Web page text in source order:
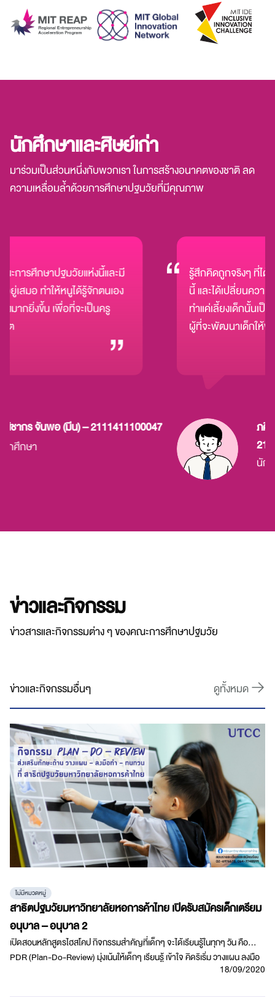
นักศึกษาและศิษย์เก่า
มาร่วมเป็นส่วนหนึ่งกับพวกเรา ในการสร้างอนาคตของชาติ ลด
ความเหลื่อมล้ำด้วยการศึกษาปฐมวัยที่มีคุณภาพ​
ศึกษาปฐมวัยแห่งนี้และมี
ทำให้หนูได้รู้จักตนเอง
งขึ้น เพื่อที่จะเป็นครู
จันพอ (มีน) – 2111411100047
า
รู้สึกคิดถูกจริงๆ ที่ได้เลือก
นี้ และได้เปลี่ยนความคิด
ทำแค่เลี้ยงเด็กนั้นเป็นคว
ผู้ที่จะพัฒนาเด็กให้พร้อม
เทคโนโลยีมาสอนแทนครับ
ภคิณ คำส
นักศึกษา
ข่าวและกิจกรรม
ข่าวสารและกิจกรรมต่าง ๆ ของคณะการศึกษาปฐมวัย
ข่าวและกิจกรรมอื่นๆ ดูทั้งหมด
ไม่มีหมวดหมู่
สาธิตปฐมวัยมหาวิทยาลัยหอการค้าไทย เปิดรับสมัครเด็กเตรียม
อนุบาล – อนุบาล 2
เปิดสอนหลักสูตรไฮสโคป กิจกรรมสำคัญที่เด็กๆ จะได้เรียนรู้ในทุกๆ วัน คือ
PDR (Plan-Do-Review) มุ่งเน้นให้เด็กๆ เรียนรู้ เข้าใจ คิดริเริ่ม วางแผน ลงมือ
18/09/2020